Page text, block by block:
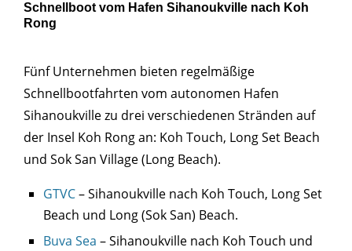
Schnellboot vom Hafen Sihanoukville nach Koh
Rong
Fünf Unternehmen bieten regelmäßige
Schnellbootfahrten vom autonomen Hafen
Sihanoukville zu drei verschiedenen Stränden auf
der Insel Koh Rong an: Koh Touch, Long Set Beach
und Sok San Village (Long Beach).
GTVC– Sihanoukville nach Koh Touch, Long Set
Beach und Long (Sok San) Beach.
Buva Sea – Sihanoukville nach Koh Touch und